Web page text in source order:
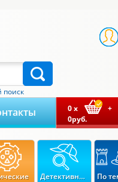
0x
0руб.
+
Детективные